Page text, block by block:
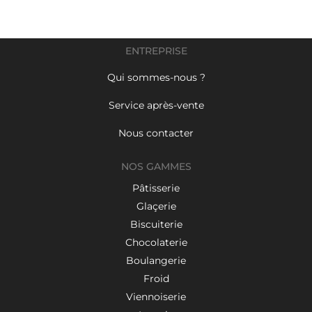
ENTREPRISE
Qui sommes-nous ?
Service après-vente
Nous contacter
NOS GAMMES
Pâtisserie
Glaçerie
Biscuiterie
Chocolaterie
Boulangerie
Froid
Viennoiserie